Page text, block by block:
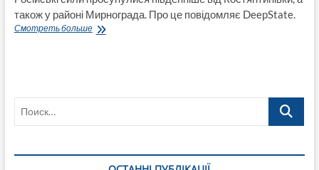
також у районі Мирнограда. Про це повідомляє DeepState.
Смотреть большеDeepState:
Мирнограді
Поиск…